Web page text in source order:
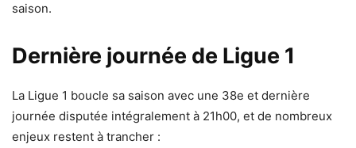
saison.
Dernière journée de Ligue 1
La Ligue 1 boucle sa saison avec une 38e et dernière
journée disputée intégralement à 21h00, et de nombreux
enjeux restent à trancher :